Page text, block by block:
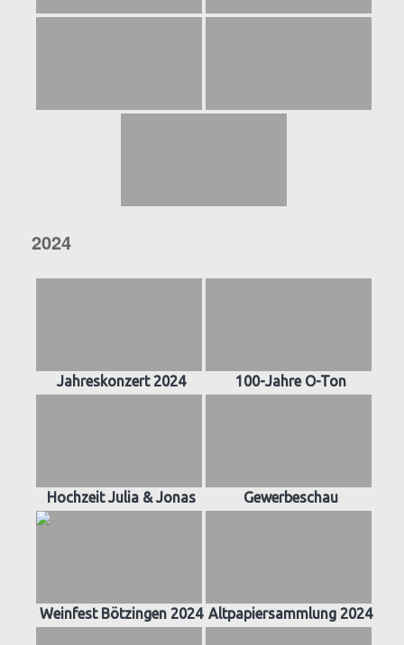
2024
Jahreskonzert 2024 100-Jahre O-Ton
Hochzeit Julia & Jonas Gewerbeschau
Weinfest Bötzingen 2024 Altpapiersammlung 2024